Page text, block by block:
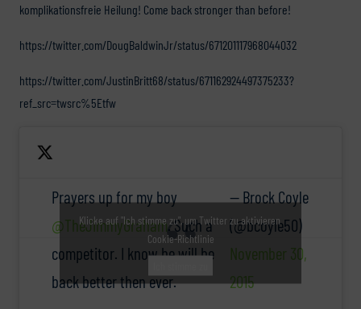
komplikationsfreie Heilung! Come back stronger than before!
https://twitter.com/DougBaldwinJr/status/671201117968044032
https://twitter.com/JustinBritt68/status/671162924497375233?
ref_src=twsrc%5Etfw
Prayers up for my boy
@TheJimmyGraham. Such a
competitor. I know he will be
back better then ever.
— Brock Coyle
(@bcoyle50)
November 30,
2015
Klicke auf "Ich stimme zu", um Twitter zu aktivieren
Cookie-Richtlinie